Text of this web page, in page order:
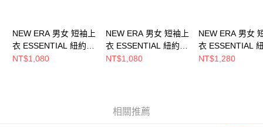
NEW ERA 男女 短袖上
衣 ESSENTIAL 紐約洋
基 NE12849116
NT$1,080
NEW ERA 男女 短袖上
衣 ESSENTIAL 紐約洋
基 NE12849115
NT$1,080
NEW ERA 男女
衣 ESSENTIAL
基 NE14364817
NT$1,280
相關推薦